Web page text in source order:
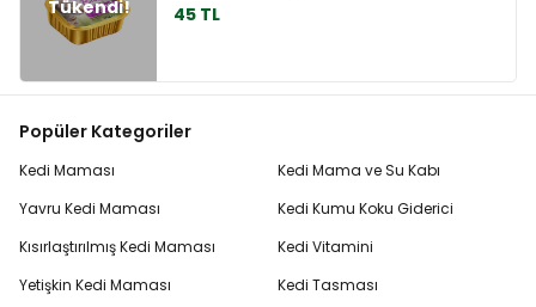
45 TL
Popüler Kategoriler
Kedi Maması
Yavru Kedi Maması
Kısırlaştırılmış Kedi Maması
Yetişkin Kedi Maması
Kedi Mama ve Su Kabı
Kedi Kumu Koku Giderici
Kedi Vitamini
Kedi Tasması